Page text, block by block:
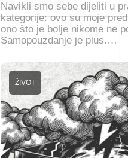
Navikli smo sebe dijeliti u
kategorije: ovo su moje
ono što je bolje nikome ne
Samopouzdanje je plus.…
ŽIVOT